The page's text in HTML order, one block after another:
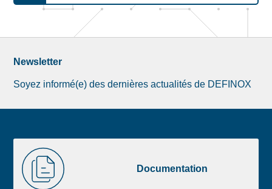
Newsletter
Soyez informé(e) des dernières actualités de DEFINOX
Image
de
Documentation
Documentation